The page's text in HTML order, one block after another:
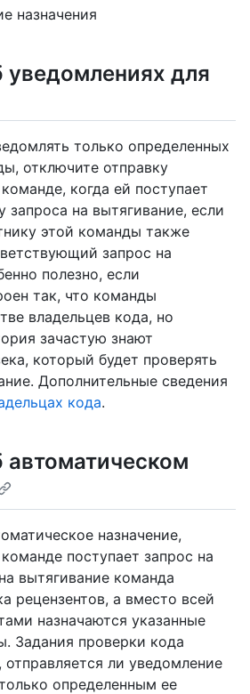
назначения
уведомлениях для
только определенных
отключите отправку
когда ей поступает
запроса на вытягивание, если
этой команды также
запрос на
полезно, если
так, что команды
владельцев кода, но
зачастую знают
который будет проверять
Дополнительные сведения
кода.
автоматическом
назначение,
поступает запрос на
вытягивание команда
рецензентов, а вместо всей
назначаются указанные
Задания проверки кода
ли уведомление
определенным ее